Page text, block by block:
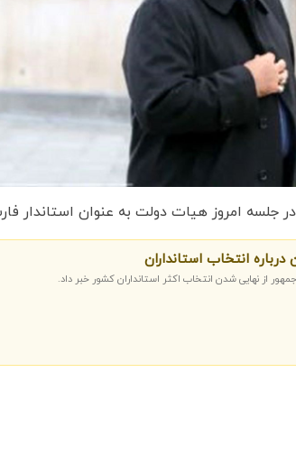
در جلسه امروز هیات دولت به عنوان استاندار
انتخاب استانداران
از نهایی شدن انتخاب اکثر استانداران کشور خبر داد.